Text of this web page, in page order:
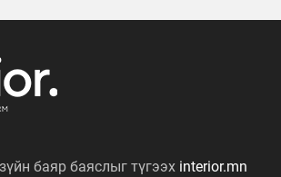
баяр баяслыг түгээх interior.mn